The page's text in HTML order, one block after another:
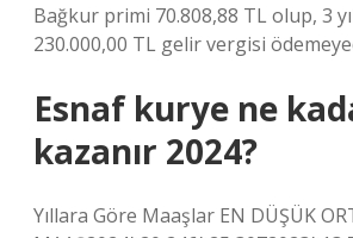
Bağkur primi 70.808,88 TL olup, 3
230.000,00 TL gelir vergisi
Esnaf kurye ne
kazanır 2024?
Yıllara Göre Maaşlar EN DÜŞÜK